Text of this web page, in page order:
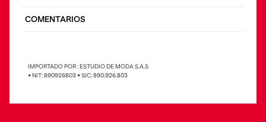
COMENTARIOS
IMPORTADO POR : ESTUDIO DE MODA S.A.S
• NIT: 890926803 • SIC: 890.926.803